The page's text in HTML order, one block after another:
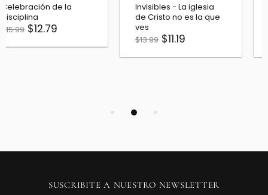
Invisibles - La iglesia
de Cristo no es la que
ves
Biblia del Oso 1569 -
Edición de lujo- 450
$250.00
SUSCRIBITE A NUESTRO NEWSLETTER